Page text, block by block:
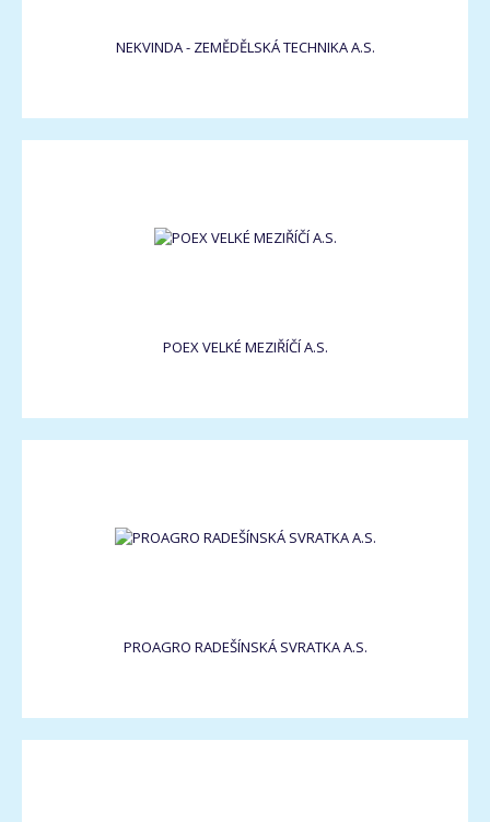
NEKVINDA - ZEMĚDĚLSKÁ TECHNIKA A.S.
POEX VELKÉ MEZIŘÍČÍ A.S.
PROAGRO RADEŠÍNSKÁ SVRATKA A.S.